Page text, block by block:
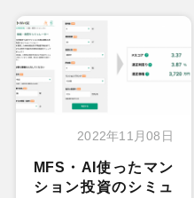
2022年11月08日
MFS・AI使ったマン
ション投資のシミュ